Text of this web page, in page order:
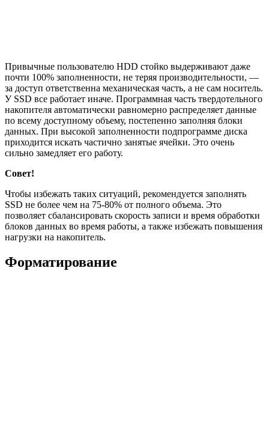
Привычные пользователю HDD стойко выдерживают даже
почти 100% заполненности, не теряя производительности, —
за доступ ответственна механическая часть, а не сам носитель.
У SSD все работает иначе. Программная часть твердотельного
накопителя автоматически равномерно распределяет данные
по всему доступному объему, постепенно заполняя блоки
данных. При высокой заполненности подпрограмме диска
приходится искать частично занятые ячейки. Это очень
сильно замедляет его работу.
Совет!
Чтобы избежать таких ситуаций, рекомендуется заполнять
SSD не более чем на 75-80% от полного объема. Это
позволяет сбалансировать скорость записи и время обработки
блоков данных во время работы, а также избежать повышения
нагрузки на накопитель.
Форматирование